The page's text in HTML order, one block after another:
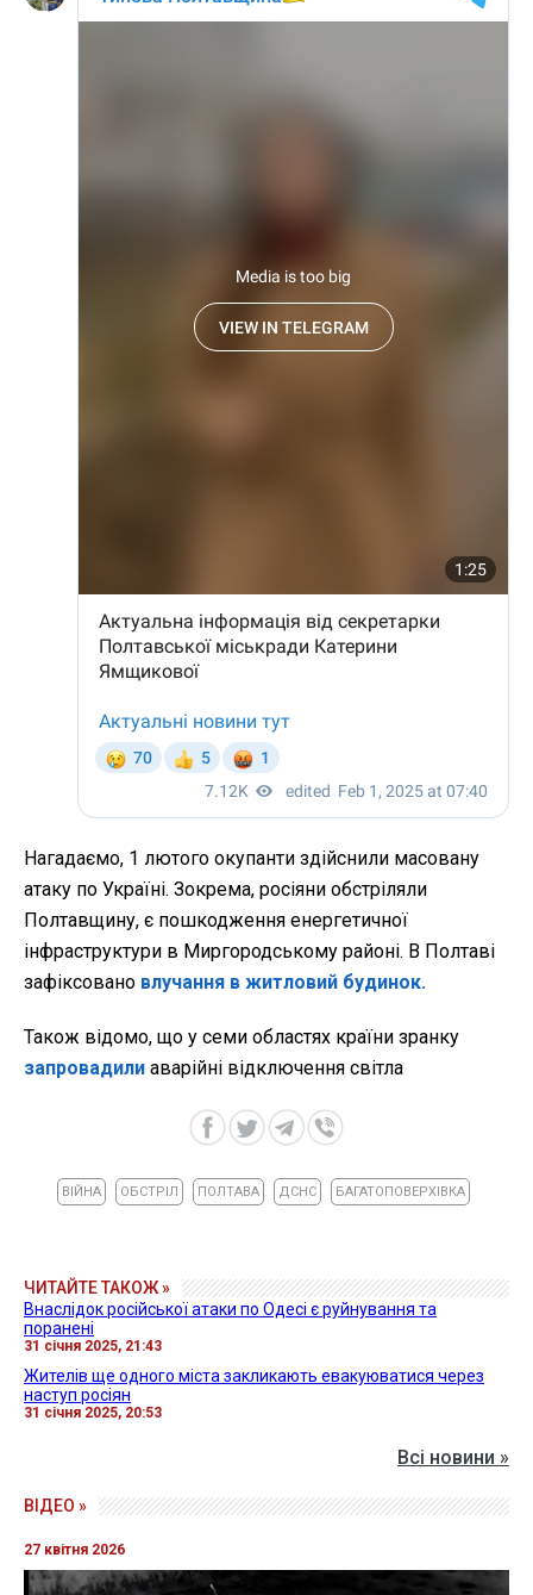
Нагадаємо, 1 лютого окупанти здійснили масовану
атаку по Україні. Зокрема, росіяни обстріляли
Полтавщину, є пошкодження енергетичної
інфраструктури в Миргородському районі. В Полтаві
зафіксовано влучання в житловий будинок.
Також відомо, що у семи областях країни зранку
запровадили аварійні відключення світла
ВІЙНА ОБСТРІЛ ПОЛТАВА ДСНС БАГАТОПОВЕРХІВКА
ЧИТАЙТЕ ТАКОЖ »
Внаслідок російської атаки по Одесі є руйнування та
поранені
31 січня 2025, 21:43
Жителів ще одного міста закликають евакуюватися через
наступ росіян
31 січня 2025, 20:53
Всі новини »
ВІДЕО »
27 квітня 2026